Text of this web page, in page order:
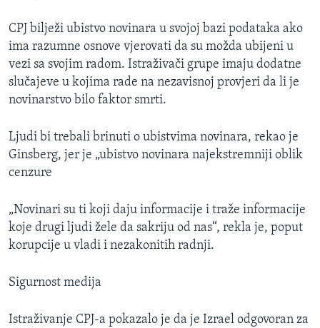
CPJ bilježi ubistvo novinara u svojoj bazi podataka ako
ima razumne osnove vjerovati da su možda ubijeni u
vezi sa svojim radom. Istraživači grupe imaju dodatne
slučajeve u kojima rade na nezavisnoj provjeri da li je
novinarstvo bilo faktor smrti.
Ljudi bi trebali brinuti o ubistvima novinara, rekao je
Ginsberg, jer je „ubistvo novinara najekstremniji oblik
cenzure
„Novinari su ti koji daju informacije i traže informacije
koje drugi ljudi žele da sakriju od nas“, rekla je, poput
korupcije u vladi i nezakonitih radnji.
Sigurnost medija
Istraživanje CPJ-a pokazalo je da je Izrael odgovoran za